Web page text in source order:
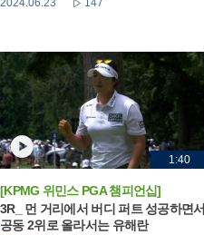
2024.06.23 147
1:40
[KPMG 위민스 PGA 챔피언십]
3R_ 먼 거리에서 버디 퍼트 성공하면서
공동 2위로 올라서는 유해란